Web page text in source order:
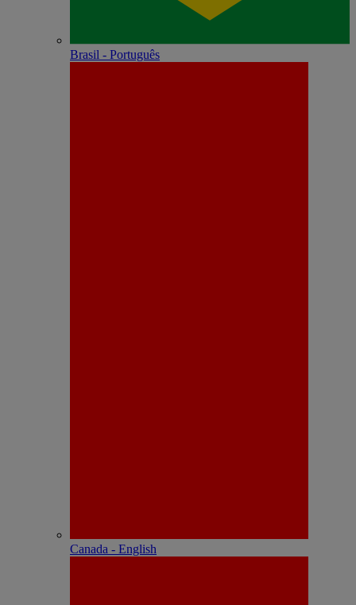
Brasil - Português
Canada - English